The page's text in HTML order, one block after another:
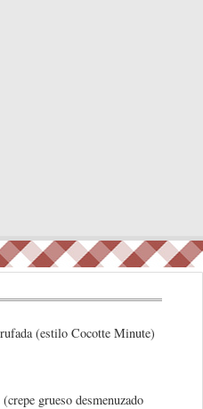
(estilo Cocotte Minute)
grueso desmenuzado